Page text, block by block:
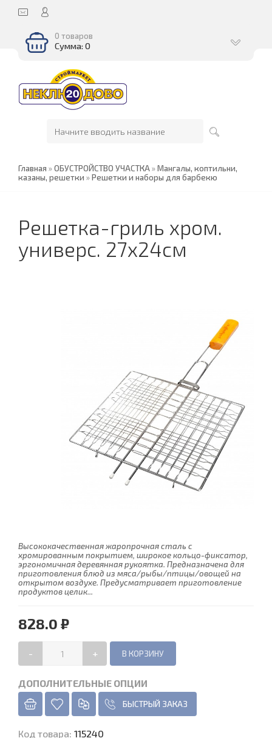
0 товаров
Сумма: 0
Главная »ОБУСТРОЙСТВО УЧАСТКА»Мангалы, коптильни,
казаны, решетки »Решетки и наборы для барбекю
Решетка-гриль хром.
универс. 27х24см
Высококачественная жаропрочная сталь с
хромированным покрытием, широкое кольцо-фиксатор,
эргономичная деревянная рукоятка. Предназначена для
приготовления блюд из мяса/рыбы/птицы/овощей на
открытом воздухе. Предусматривает приготовление
продуктов целик...
828.0 ₽
- +
ДОПОЛНИТЕЛЬНЫЕ ОПЦИИ
БЫСТРЫЙ ЗАКАЗ
Код товара: 115240